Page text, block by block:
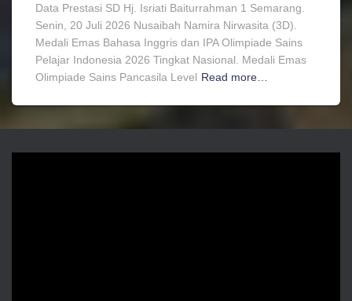
Data Prestasi SD Hj. Isriati Baiturrahman 1 Semarang.
Senin, 20 Juli 2026 Nusaibah Namira Nirwasita (3D).
Medali Emas Bahasa Inggris dan IPA Olimpiade Sains
Pelajar Indonesia 2026 Tingkat Nasional. Medali Emas
Olimpiade Sains Pancasila Level Read more…